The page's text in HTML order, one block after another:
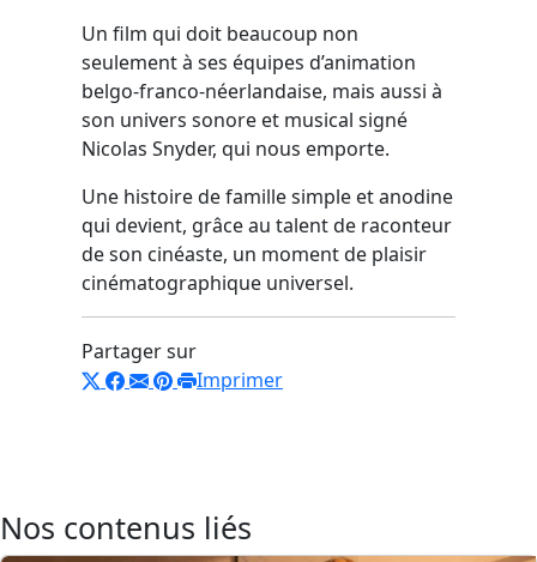
Un film qui doit beaucoup non
seulement à ses équipes d’animation
belgo-franco-néerlandaise, mais aussi à
son univers sonore et musical signé
Nicolas Snyder, qui nous emporte.
Une histoire de famille simple et anodine
qui devient, grâce au talent de raconteur
de son cinéaste, un moment de plaisir
cinématographique universel.
Partager sur
Imprimer
Nos contenus liés